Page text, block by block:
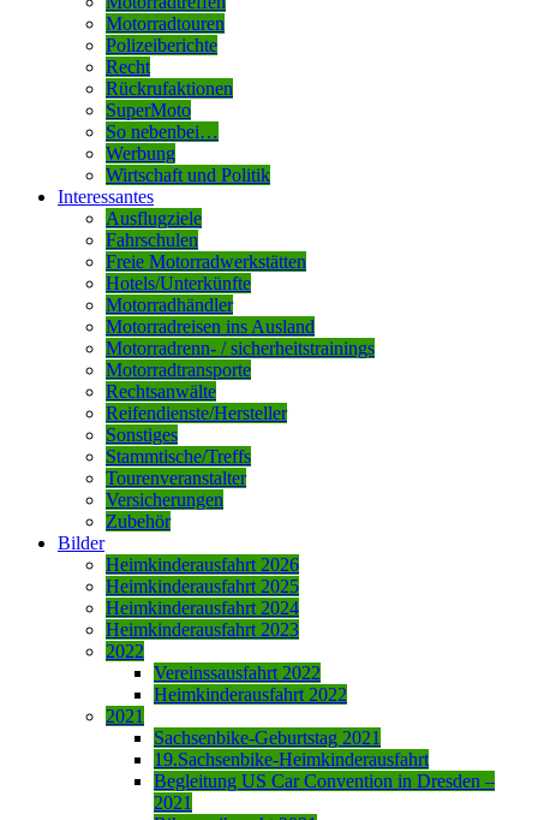
Motorradtouren
Polizeiberichte
Recht
Rückrufaktionen
SuperMoto
So nebenbei…
Werbung
Wirtschaft und Politik
Interessantes
Ausflugziele
Fahrschulen
Freie Motorradwerkstätten
Hotels/Unterkünfte
Motorradhändler
Motorradreisen ins Ausland
Motorradrenn- / sicherheitstrainings
Motorradtransporte
Rechtsanwälte
Reifendienste/Hersteller
Sonstiges
Stammtische/Treffs
Tourenveranstalter
Versicherungen
Zubehör
Bilder
Heimkinderausfahrt 2026
Heimkinderausfahrt 2025
Heimkinderausfahrt 2024
Heimkinderausfahrt 2023
2022
Vereinssausfahrt 2022
Heimkinderausfahrt 2022
2021
Sachsenbike-Geburtstag 2021
19.Sachsenbike-Heimkinderausfahrt
Begleitung US Car Convention in Dresden –
2021